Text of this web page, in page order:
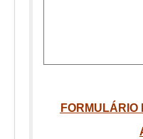
FORMULÁRIO